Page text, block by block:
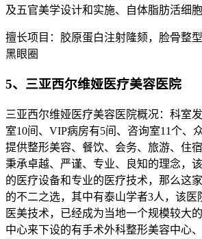
及五官美学设计和实施、自体脂肪活细胞
擅长项目：胶原蛋白注射隆颏，脸骨整
黑眼圈
5、三亚西尔维娅医疗美容医院
三亚西尔维娅医疗美容医院概况：科室
室10间、VIP病房有5间、咨询室11个、
提供整形美容、餐饮、会务、旅游、住
秉承卓越、严谨、专业、良知的理念，
的医疗设备和专业的医疗技术，那么这
的不二之选，其中有泰山学者3人，该医
医美技术，已经成为当地一个规模较大
中心来下设的有手术外科整形美容中心